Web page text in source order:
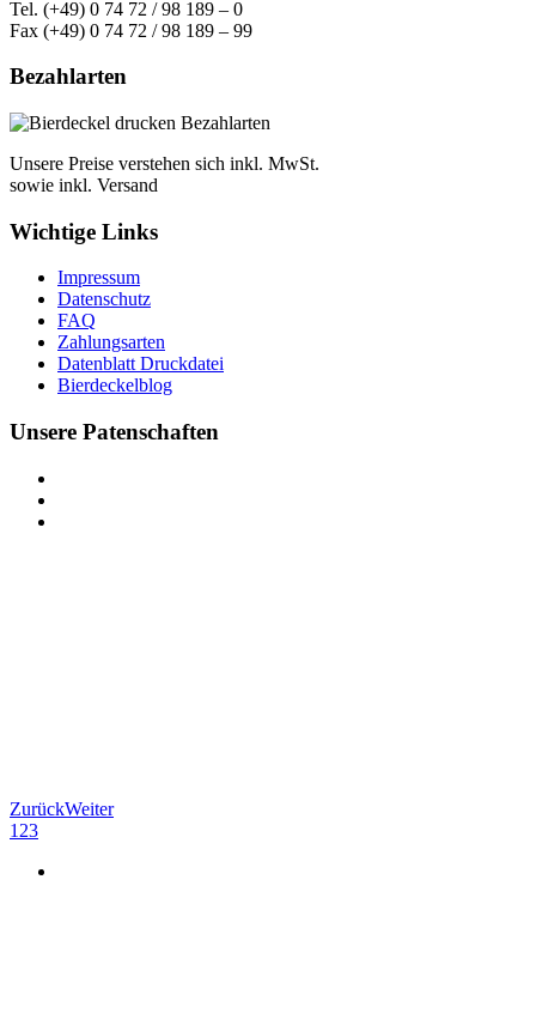
Tel. (+49) 0 74 72 / 98 189 – 0
Fax (+49) 0 74 72 / 98 189 – 99
Bezahlarten
Unsere Preise verstehen sich inkl. MwSt.
sowie inkl. Versand
Wichtige Links
Impressum
Datenschutz
FAQ
Zahlungsarten
Datenblatt Druckdatei
Bierdeckelblog
Unsere Patenschaften
ZurückWeiter
1 23